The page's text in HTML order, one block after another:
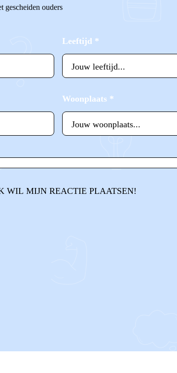
gescheiden ouders
Leeftijd *
Woonplaats *
WIL MIJN REACTIE PLAATSEN!